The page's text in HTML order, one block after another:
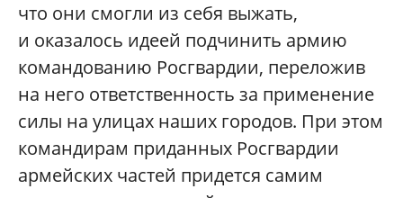
что они смогли из себя выжать,
и оказалось идеей подчинить армию
командованию Росгвардии, переложив
на него ответственность за применение
силы на улицах наших городов. При этом
командирам приданных Росгвардии
армейских частей придется самим